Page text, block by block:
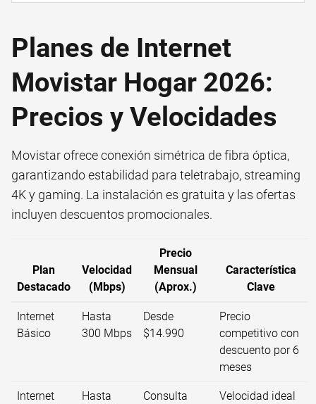
Planes de Internet
Movistar Hogar 2026:
Precios y Velocidades
Movistar ofrece conexión simétrica de fibra óptica,
garantizando estabilidad para teletrabajo, streaming
4K y gaming. La instalación es gratuita y las ofertas
incluyen descuentos promocionales.
Plan
Destacado
Velocidad
(Mbps)
Precio
Mensual
(Aprox.)
Característica
Clave
Internet
Básico
Hasta
300 Mbps
Desde
$14.990
Precio
competitivo con
descuento por 6
meses
Internet
Hasta
Consulta
Velocidad ideal